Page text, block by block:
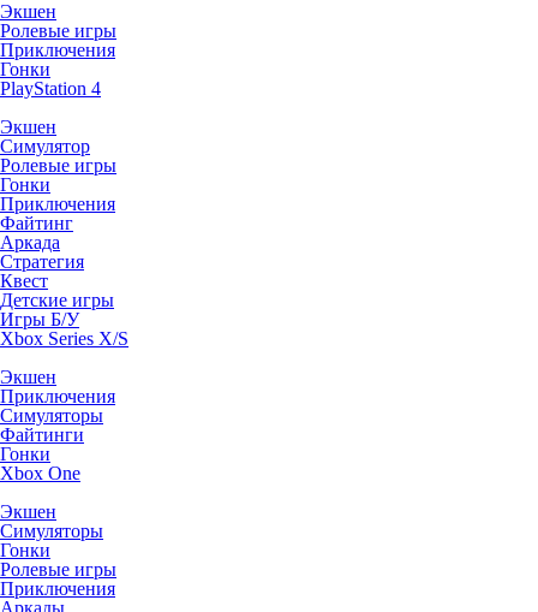
Экшен
Ролевые игры
Приключения
Гонки
PlayStation 4
Экшен
Симулятор
Ролевые игры
Гонки
Приключения
Файтинг
Аркада
Стратегия
Квест
Детские игры
Игры Б/У
Xbox Series X/S
Экшен
Приключения
Симуляторы
Файтинги
Гонки
Xbox One
Экшен
Симуляторы
Гонки
Ролевые игры
Приключения
Аркады